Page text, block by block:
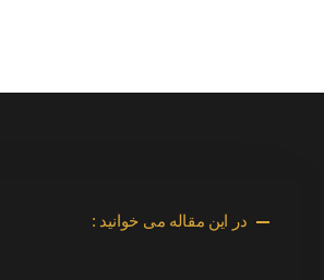
در این مقاله می خوانید :